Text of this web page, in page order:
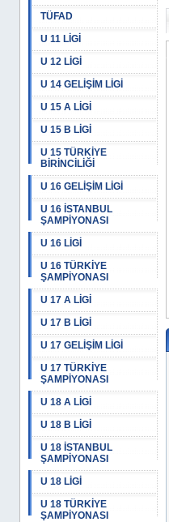
TÜFAD
U 11 LİGİ
U 12 LİGİ
U 14 GELİŞİM LİGİ
U 15 A LİGİ
U 15 B LİGİ
U 15 TÜRKİYE
BİRİNCİLİĞİ
U 16 GELİŞİM LİGİ
U 16 İSTANBUL
ŞAMPİYONASI
U 16 LİGİ
U 16 TÜRKİYE
ŞAMPİYONASI
U 17 A LİGİ
U 17 B LİGİ
U 17 GELİŞİM LİGİ
U 17 TÜRKİYE
ŞAMPİYONASI
U 18 A LİGİ
U 18 B LİGİ
U 18 İSTANBUL
ŞAMPİYONASI
U 18 LİGİ
U 18 TÜRKİYE
ŞAMPİYONASI